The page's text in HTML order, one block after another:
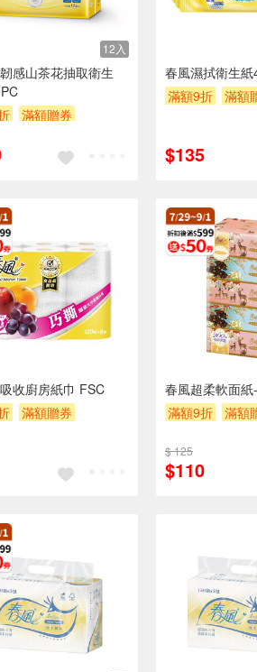
12入
感山茶花抽取衛生
滿額贈券
春風濕拭衛生紙
滿額9折
滿額
$135
收廚房紙巾 FSC
滿額贈券
春風超柔軟面
滿額9折
滿額
$ 125
$110